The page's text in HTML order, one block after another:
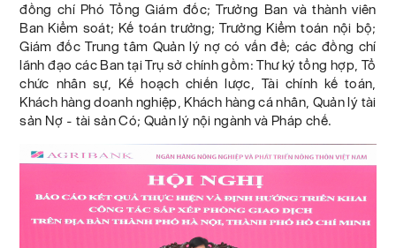
đồng chí Phó Tổng Giám đốc; Trưởng Ban và thành viên
Ban Kiểm soát; Kế toán trưởng; Trưởng Kiểm toán nội bộ;
Giám đốc Trung tâm Quản lý nợ có vấn đề; các đồng chí
lãnh đạo các Ban tại Trụ sở chính gồm: Thư ký tổng hợp, Tổ
chức nhân sự, Kế hoạch chiến lược, Tài chính kế toán,
Khách hàng doanh nghiệp, Khách hàng cá nhân, Quản lý tài
sản Nợ - tài sản Có; Quản lý nội ngành và Pháp chế.